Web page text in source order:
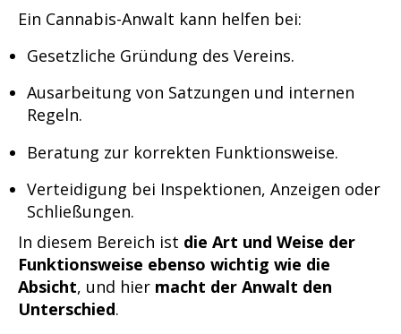
Ein Cannabis-Anwalt kann helfen bei:
Gesetzliche Gründung des Vereins.
Ausarbeitung von Satzungen und internen
Regeln.
Beratung zur korrekten Funktionsweise.
Verteidigung bei Inspektionen, Anzeigen oder
Schließungen.
In diesem Bereich ist die Art und Weise der
Funktionsweise ebenso wichtig wie die
Absicht, und hier macht der Anwalt den
Unterschied.